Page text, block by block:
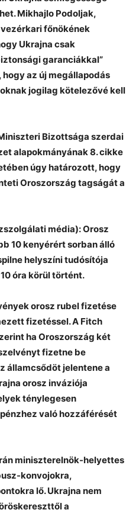
Mikhajlo Podoljak,
főnökének
Ukrajna csak
garanciákkal”
az új megállapodás
jogilag kötelezővé kell
Bizottsága szerdai
alapokmányának 8. cikke
úgy határozott, hogy
Oroszország tagságát a
média): Orosz
10 kenyérért sorban álló
helyszíni tudósítója
óra körül történt.
orosz rubel fizetése
fizetéssel. A Fitch
ha Oroszország két
fizetne be
államcsődöt jelentene a
orosz inváziója
ténylegesen
való hozzáférését
miniszterelnök-helyettes
konvojokra,
lő. Ukrajna nem
a